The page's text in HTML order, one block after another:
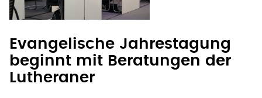
Evangelische Jahrestagung
Lutheraner